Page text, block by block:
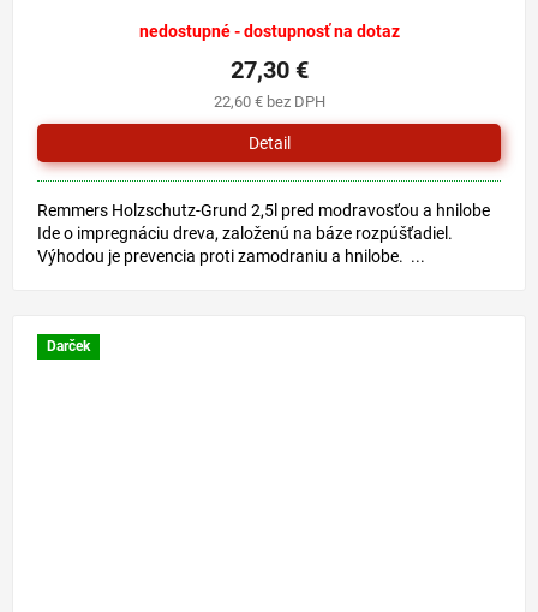
nedostupné - dostupnosť na dotaz
22,60 € bez DPH
27,30 €
Detail
Remmers Holzschutz-Grund 2,5l pred modravosťou a hnilobe
Ide o impregnáciu dreva, založenú na báze rozpúšťadiel.
Výhodou je prevencia proti zamodraniu a hnilobe. ...
Darček